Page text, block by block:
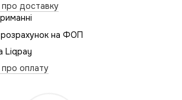
про доставку
розрахунок на ФОП
Liqpay
про оплату